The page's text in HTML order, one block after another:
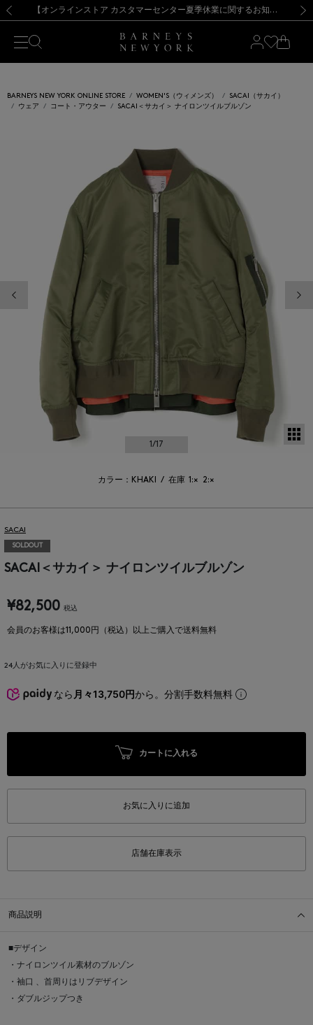
新規登録のお客様も対象！＜MY BARNEYS＞会員のお客様は11,000円（税込）以上のお買上げで常時送料無料！お買い物の際は会員登録を！
【夏季休業に伴う出荷一時停止のお知らせ】(2026.8.7) 【オンラインストア カスタマーセンター夏季休業に関するお知らせ】（2026.8.7）
【夏季休業に伴う返品・交換承り一時停止のお知らせ】（2026.8.5）
熊本県を中心とした地震の影響によるお荷物のお届けについて
【開催中】SUMMER SALEのご案内・ご注意事項 新規登録のお客様も対象！＜MY BARNEYS＞会員のお客様は11,000円（税込）以上のお買上げで常時送料無料！お買い物の際は会員登録を！
【夏季休業に伴う出荷一時停止のお知らせ】(2026.8.7)
BARNEYS NEW YORK ONLINE STORE WOMEN'S（ウィメンズ）
SACAI（サカイ）
ウェア
コート・アウター SACAI＜サカイ＞ ナイロンツイルブルゾン
1/17
カラー：KHAKI / 在庫 1:× 2:×
SACAI
SOLDOUT
SACAI＜サカイ＞ ナイロンツイルブルゾン
¥82,500 税込
会員のお客様は11,000円（税込）以上ご購入で送料無料
24人がお気に入りに登録中
なら 月々13,750円から。分割手数料無料
カートに入れる
お気に入りに追加
店舗在庫表示
商品説明
■デザイン
・ナイロンツイル素材のブルゾン
・袖口 、首周りはリブデザイン
・ダブルジップつき